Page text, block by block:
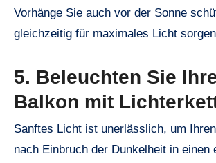
Vorhänge Sie auch vor der Sonne
gleichzeitig für maximales Licht
5. Beleuchten Sie
Balkon mit
Sanftes Licht ist unerlässlich, um
nach Einbruch der Dunkelheit in einen